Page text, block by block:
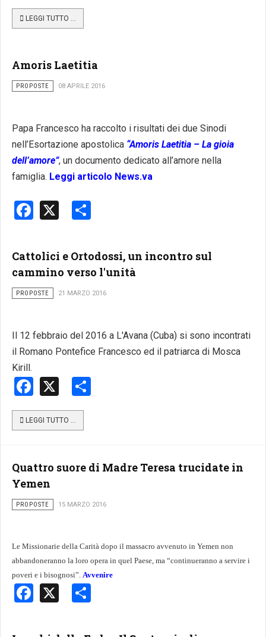
LEGGI TUTTO …
Amoris Laetitia
PROPOSTE 08 APRILE 2016
Papa Francesco ha raccolto i risultati dei due Sinodi
nell’Esortazione apostolica “Amoris Laetitia – La gioia
dell’amore”, un documento dedicato all’amore nella
famiglia. Leggi articolo News.va
Facebook
Cattolici e Ortodossi, un incontro sul
cammino verso l'unità
PROPOSTE 21 MARZO 2016
Il 12 febbraio del 2016 a L'Avana (Cuba) si sono incontrati
il Romano Pontefice Francesco ed il patriarca di Mosca
Kirill.
Facebook
LEGGI TUTTO …
Quattro suore di Madre Teresa trucidate in
Yemen
PROPOSTE 15 MARZO 2016
Le Missionarie della Carità dopo il massacro avvenuto in Yemen non
abbandoneranno la loro opera in quel Paese, ma “continueranno a servire i
poveri e i bisognosi”. Avvenire
Facebook